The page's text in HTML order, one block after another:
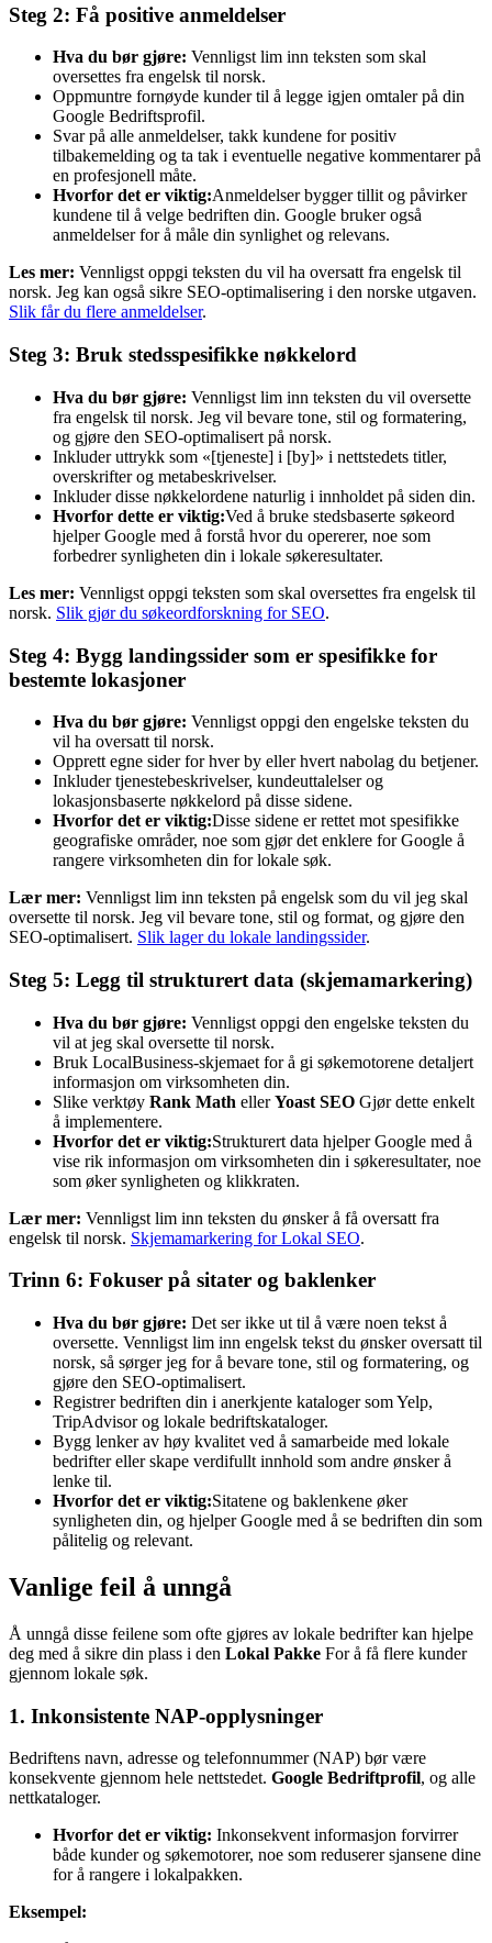
Steg 2: Få positive anmeldelser
Hva du bør gjøre: Vennligst lim inn teksten som skal
oversettes fra engelsk til norsk.
Oppmuntre fornøyde kunder til å legge igjen omtaler på din
Google Bedriftsprofil.
Svar på alle anmeldelser, takk kundene for positiv
tilbakemelding og ta tak i eventuelle negative kommentarer på
en profesjonell måte.
Hvorfor det er viktig:Anmeldelser bygger tillit og påvirker
kundene til å velge bedriften din. Google bruker også
anmeldelser for å måle din synlighet og relevans.
Les mer: Vennligst oppgi teksten du vil ha oversatt fra engelsk til
norsk. Jeg kan også sikre SEO-optimalisering i den norske utgaven.
Slik får du flere anmeldelser.
Steg 3: Bruk stedsspesifikke nøkkelord
Hva du bør gjøre: Vennligst lim inn teksten du vil oversette
fra engelsk til norsk. Jeg vil bevare tone, stil og formatering,
og gjøre den SEO-optimalisert på norsk.
Inkluder uttrykk som «[tjeneste] i [by]» i nettstedets titler,
overskrifter og metabeskrivelser.
Inkluder disse nøkkelordene naturlig i innholdet på siden din.
Hvorfor dette er viktig:Ved å bruke stedsbaserte søkeord
hjelper Google med å forstå hvor du opererer, noe som
forbedrer synligheten din i lokale søkeresultater.
Les mer: Vennligst oppgi teksten som skal oversettes fra engelsk til
norsk. Slik gjør du søkeordforskning for SEO.
Steg 4: Bygg landingssider som er spesifikke for
bestemte lokasjoner
Hva du bør gjøre: Vennligst oppgi den engelske teksten du
vil ha oversatt til norsk.
Opprett egne sider for hver by eller hvert nabolag du betjener.
Inkluder tjenestebeskrivelser, kundeuttalelser og
lokasjonsbaserte nøkkelord på disse sidene.
Hvorfor det er viktig:Disse sidene er rettet mot spesifikke
geografiske områder, noe som gjør det enklere for Google å
rangere virksomheten din for lokale søk.
Lær mer: Vennligst lim inn teksten på engelsk som du vil jeg skal
oversette til norsk. Jeg vil bevare tone, stil og format, og gjøre den
SEO-optimalisert. Slik lager du lokale landingssider.
Steg 5: Legg til strukturert data (skjemamarkering)
Hva du bør gjøre: Vennligst oppgi den engelske teksten du
vil at jeg skal oversette til norsk.
Bruk LocalBusiness-skjemaet for å gi søkemotorene detaljert
informasjon om virksomheten din.
Slike verktøy Rank Math ellerYoast SEO Gjør dette enkelt
å implementere.
Hvorfor det er viktig:Strukturert data hjelper Google med å
vise rik informasjon om virksomheten din i søkeresultater, noe
som øker synligheten og klikkraten.
Lær mer: Vennligst lim inn teksten du ønsker å få oversatt fra
engelsk til norsk. Skjemamarkering for Lokal SEO.
Trinn 6: Fokuser på sitater og baklenker
Hva du bør gjøre: Det ser ikke ut til å være noen tekst å
oversette. Vennligst lim inn engelsk tekst du ønsker oversatt til
norsk, så sørger jeg for å bevare tone, stil og formatering, og
gjøre den SEO-optimalisert.
Registrer bedriften din i anerkjente kataloger som Yelp,
TripAdvisor og lokale bedriftskataloger.
Bygg lenker av høy kvalitet ved å samarbeide med lokale
bedrifter eller skape verdifullt innhold som andre ønsker å
lenke til.
Hvorfor det er viktig:Sitatene og baklenkene øker
synligheten din, og hjelper Google med å se bedriften din som
pålitelig og relevant.
Vanlige feil å unngå
Å unngå disse feilene som ofte gjøres av lokale bedrifter kan hjelpe
deg med å sikre din plass i den Lokal Pakke For å få flere kunder
gjennom lokale søk.
1. Inkonsistente NAP-opplysninger
Bedriftens navn, adresse og telefonnummer (NAP) bør være
konsekvente gjennom hele nettstedet. Google Bedriftprofil, og alle
nettkataloger.
Hvorfor det er viktig: Inkonsekvent informasjon forvirrer
både kunder og søkemotorer, noe som reduserer sjansene dine
for å rangere i lokalpakken.
Eksempel: